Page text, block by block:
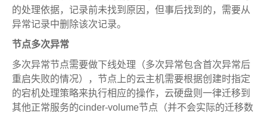
的处理依据，记录前未找到原因，但事后找到的，需要从
异常记录中删除该次记录。
节点多次异常
多次异常节点需要做下线处理（多次异常包含首次异常后
重启失败的情况），节点上的云主机需要根据创建时指定
的宕机处理策略来执行相应的操作，云硬盘则一律迁移到
其他正常服务的cinder-volume节点（并不会实际的迁移数